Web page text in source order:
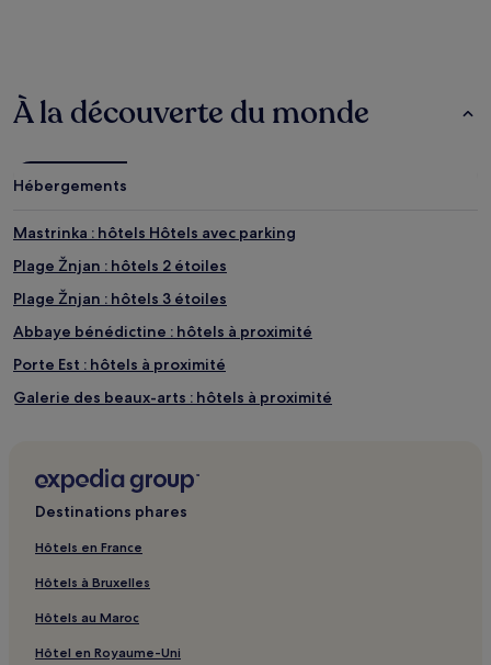
sur
la
séjour
d’une
pour
Les
et
la
sont
de
supplémentaires
peuvent
À la découverte du monde
Hébergements
Mastrinka : hôtels Hôtels avec parking
Plage Žnjan : hôtels 2 étoiles
Plage Žnjan : hôtels 3 étoiles
Abbaye bénédictine : hôtels à proximité
Porte Est : hôtels à proximité
Galerie des beaux-arts : hôtels à proximité
Split : Appart’hôtels
Kaštela : hôtels Hôtels avec piscine
Kaštela : Villas
Kaštela : hôtels Hôtels pas chers
Destinations phares
Hôtels en France
Hôtels à Bruxelles
Hôtels au Maroc
Hôtel en Royaume-Uni